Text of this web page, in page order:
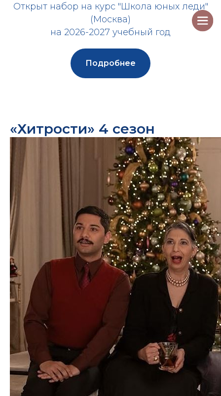
Открыт набор на курс "Школа юных леди"
(Москва)
на 2026-2027 учебный год
Подробнее
«Хитрости» 4 сезон